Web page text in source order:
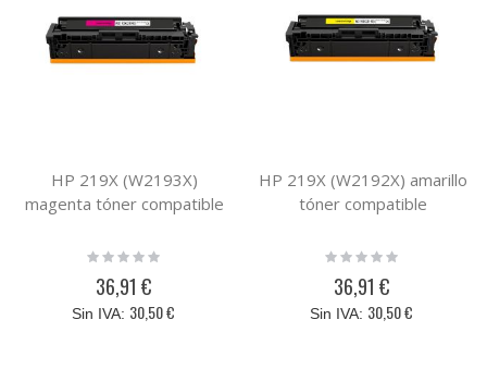
HP 219X (W2193X)
magenta tóner compatible
Rating:
36,91 €
30,50 €
HP 219X (W2192X) amarillo
tóner compatible
Rating:
36,91 €
30,50 €